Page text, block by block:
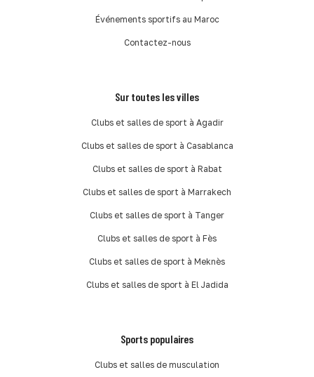
Événements sportifs au Maroc
Contactez-nous
Sur toutes les villes
Clubs et salles de sport à Agadir
Clubs et salles de sport à Casablanca
Clubs et salles de sport à Rabat
Clubs et salles de sport à Marrakech
Clubs et salles de sport à Tanger
Clubs et salles de sport à Fès
Clubs et salles de sport à Meknès
Clubs et salles de sport à El Jadida
Sports populaires
Clubs et salles de musculation